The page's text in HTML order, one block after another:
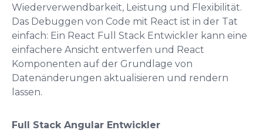
Wiederverwendbarkeit, Leistung und Flexibilität.
Das Debuggen von Code mit React ist in der Tat
einfach: Ein React Full Stack Entwickler kann eine
einfachere Ansicht entwerfen und React
Komponenten auf der Grundlage von
Datenänderungen aktualisieren und rendern
lassen.
Full Stack Angular Entwickler